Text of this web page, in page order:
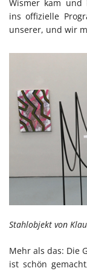
Wismer kam und
ins offizielle
unserer, und wir
Stahlobjekt von
Mehr als das: Die
ist schön